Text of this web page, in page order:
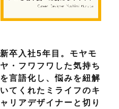
新卒入社5年目。モヤモ
ヤ・フワフワした気持ち
を言語化し、悩みを紐解
いてくれたミライフのキ
ャリアデザイナーと切り